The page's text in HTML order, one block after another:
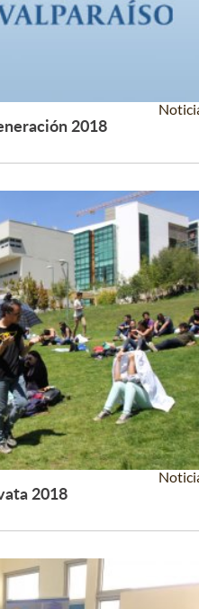
Leer Más +
2018
2018